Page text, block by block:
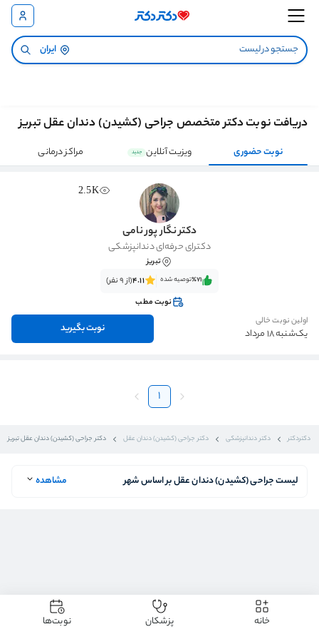
ایران
دکتردکتر دکتر دندانپزشکی دکتر جراحی (کشیدن) دندان عقل دکتر جراحی (کشیدن) دندان عقل تبریز
دریافت نوبت دکتر متخصص جراحی (کشیدن) دندان عقل تبریز
نوبت حضوری ویزیت آنلاین جدید مراکز درمانی
2.5K
دکتر نگار پور نامی
دکترای حرفه‌ای دندانپزشکی
تبریز
٪71‌‌‌توصیه شده 4.11(از 9 نفر)
نوبت مطب
اولین نوبت خالی
یک‌شنبه 18 مرداد نوبت بگیرید
1
لیست جراحی (کشیدن) دندان عقل بر اساس شهر مشاهده
خانه پزشکان نوبت‌ها